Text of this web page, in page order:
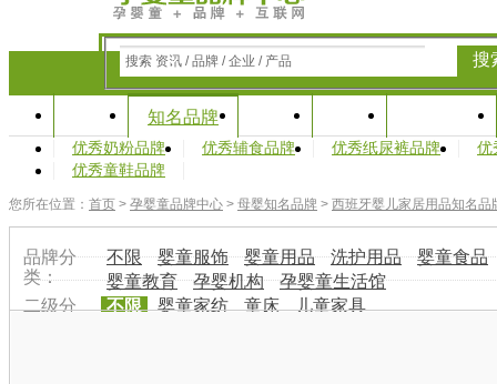
搜索 资讯 / 品牌 / 企业 / 产品 搜
知名品牌
优秀奶粉品牌 优秀辅食品牌 优秀纸尿裤品牌
优
优秀童鞋品牌
您所在位置： 首页 > 孕婴童品牌中心 > 母婴知名品牌 > 西班牙婴儿家居用品知名品
品牌分
类：
不限 婴童服饰 婴童用品 洗护用品
婴童食品
婴童教育
孕婴机构
孕婴童生活馆
二级分
不限 婴童家纺 童床
儿童家具